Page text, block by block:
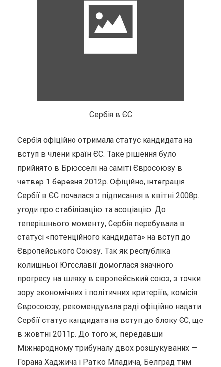
Сербія в ЄС
Сербія офіційно отримала статус кандидата на
вступ в члени країн ЄС. Таке рішення було
прийнято в Брюсселі на саміті Євросоюзу в
четвер 1 березня 2012р. Офіційно, інтеграція
Сербії в ЄС почалася з підписання в квітні 2008р.
угоди про стабілізацію та асоціацію. До
теперішнього моменту, Сербія перебувала в
статусі «потенційного кандидата» на вступ до
Європейського Союзу. Так як республіка
колишньої Югославії домоглася значного
прогресу на шляху в європейський союз, з точки
зору економічних і політичних критеріїв, комісія
Євросоюзу, рекомендувала раді офіційно надати
Сербії статус кандидата на вступ до блоку ЄС, ще
в жовтні 2011р. До того ж, передавши
Міжнародному трибуналу двох розшукуваних —
Горана Хаджича і Ратко Младича, Белград тим